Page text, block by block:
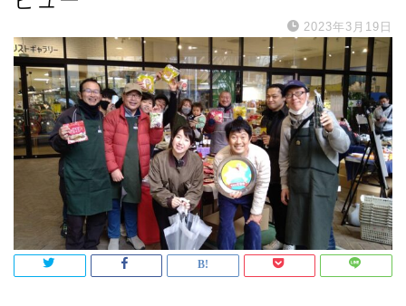
2023年3月19日